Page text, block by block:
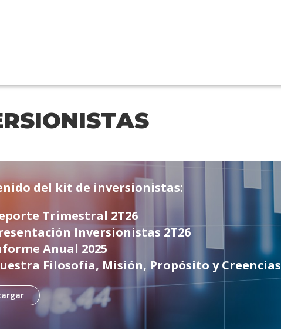
del kit de inversionistas:
Trimestral 2T26
Inversionistas 2T26
Anual 2025
Filosofía, Misión, Propósito y Creencias